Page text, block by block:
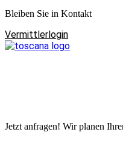
Bleiben Sie in Kontakt
Vermittlerlogin
Jetzt anfragen! Wir planen